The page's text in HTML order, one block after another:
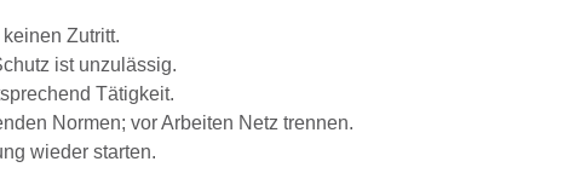
Zutritt.
ist unzulässig.
Tätigkeit.
Normen; vor Arbeiten Netz trennen.
wieder starten.